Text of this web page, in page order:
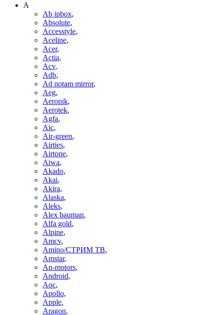
A
Ab ipbox,
Absolute,
Accesstyle,
Aceline,
Acer,
Actia,
Acv,
Adb,
Ad notam mirror,
Aeg,
Aeronik,
Aerotek,
Agfa,
Aic,
Air-green,
Airties,
Airtone,
Aiwa,
Akado,
Akai,
Akira,
Alaska,
Aleks,
Alex bauman,
Alfa gold,
Alpine,
Amcv,
Amino/СТРИМ ТВ,
Amstar,
An-motors,
Android,
Aoc,
Apollo,
Apple,
Aragon,